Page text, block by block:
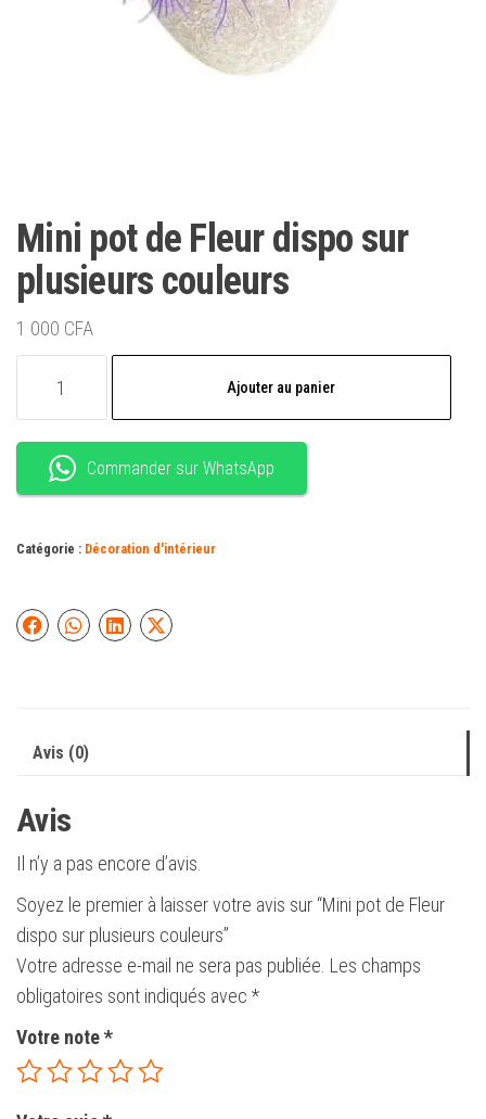
Mini pot de Fleur dispo sur
plusieurs couleurs
1 000 CFA
de
dispo
plusieurs
couleurs
Ajouter au panier
Commander sur WhatsApp
Catégorie : Décoration d'intérieur
Avis (0)
Avis
Il n’y a pas encore d’avis.
Soyez le premier à laisser votre avis sur “Mini pot de Fleur
dispo sur plusieurs couleurs”
Votre adresse e-mail ne sera pas publiée. Les champs
obligatoires sont indiqués avec *
Votre note*